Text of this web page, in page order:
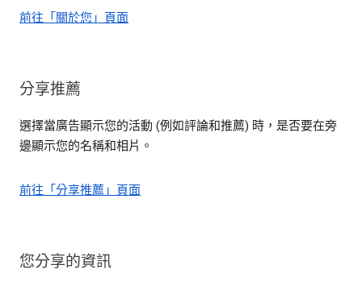
前往「關於您」頁面
分享推薦
選擇當廣告顯示您的活動 (例如評論和推薦) 時，是否要在旁
邊顯示您的名稱和相片。
前往「分享推薦」頁面
您分享的資訊